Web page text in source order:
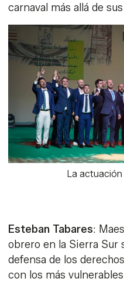
carnaval más allá de
La
Esteban Tabares:
obrero en la Sierra Sur
defensa de los
con los más